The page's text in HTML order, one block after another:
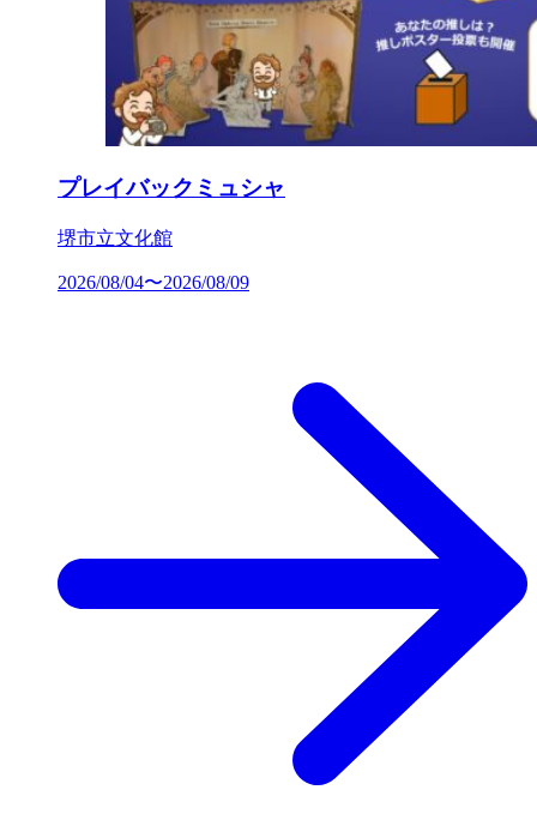
プレイバックミュシャ
堺市立文化館
2026/08/04〜2026/08/09